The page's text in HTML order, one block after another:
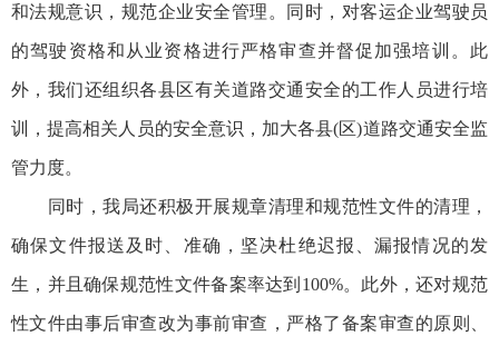
和法规意识，规范企业安全管理。同时，对客运企业驾驶员
的驾驶资格和从业资格进行严格审查并督促加强培训。此
外，我们还组织各县区有关道路交通安全的工作人员进行培
训，提高相关人员的安全意识，加大各县(区)道路交通安全监
管力度。
同时，我局还积极开展规章清理和规范性文件的清理，
确保文件报送及时、准确，坚决杜绝迟报、漏报情况的发
生，并且确保规范性文件备案率达到100%。此外，还对规范
性文件由事后审查改为事前审查，严格了备案审查的原则、